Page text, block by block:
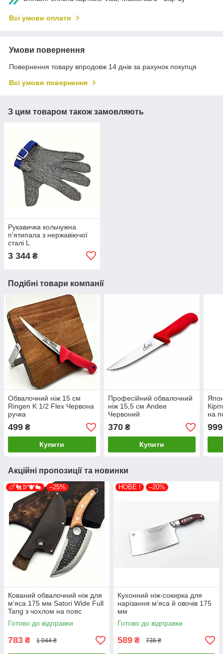
Всі умови оплати
Умови повернення
Повернення товару впродовж 14 днів за рахунок покупця
Всі умови повернення
З цим товаром також замовляють
Рукавичка кольчужна
п'ятипала з нержавіючої
сталі L
3 344 ₴
Подібні товари компанії
Обвалочний ніж 15 см
Ringen K 1/2 Flex Червона
ручка
499 ₴
Купити
Професійний обвалочний
ніж 15,5 см Andee
Червоний
370₴
Купити
на
999
Акційні пропозиції та новинки
🍗🐔🦃🐮🐇 –25%
Кований обвалочний ніж для
м'яса 175 мм Satori Wide Full
Tang з чохлом на пояс
Готово до відправки
783 ₴ 1 044 ₴
НОВЕ ! –20%
Кухонний ніж-сокирка для
нарізання м'яса й овочів 175
мм
Готово до відправки
589 ₴ 736 ₴